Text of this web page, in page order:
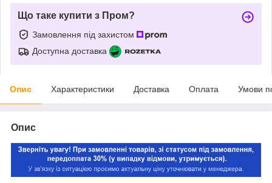
Що таке купити з Пром?
Замовлення під захистом
Доступна доставка
Опис Характеристики Доставка Оплата Умови
Опис